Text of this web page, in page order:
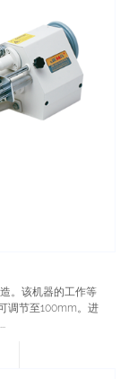
。该机器的工作等
调节至100mm。进